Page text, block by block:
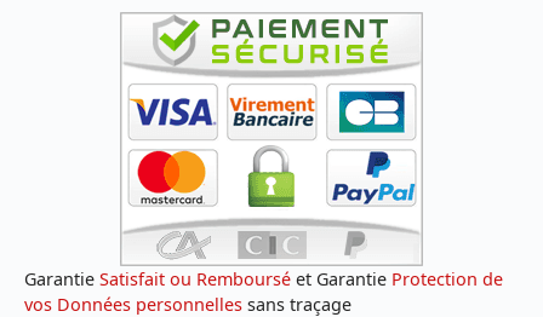
Garantie Satisfait ou Remboursé et Garantie Protection de
vos Données personnelles sans traçage